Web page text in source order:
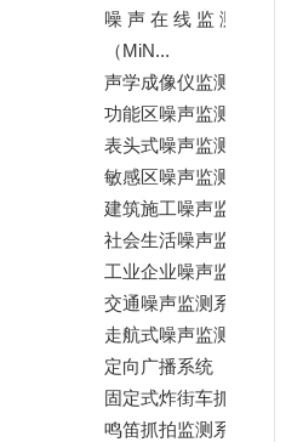
噪 声 在 线 监 测 站
（MiN...
声学成像仪监测
功能区噪声监测子站
表头式噪声监测仪
敏感区噪声监测系统
建筑施工噪声监测系统
社会生活噪声监测系统
工业企业噪声监测系统
交通噪声监测系统
走航式噪声监测系统
定向广播系统
固定式炸街车抓拍系统
鸣笛抓拍监测系统